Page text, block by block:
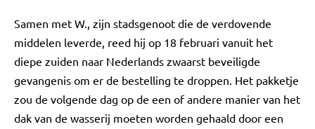
Samen met W., zijn stadsgenoot die de verdovende
middelen leverde, reed hij op 18 februari vanuit het
diepe zuiden naar Nederlands zwaarst beveiligde
gevangenis om er de bestelling te droppen. Het pakketje
zou de volgende dag op de een of andere manier van het
dak van de wasserij moeten worden gehaald door een